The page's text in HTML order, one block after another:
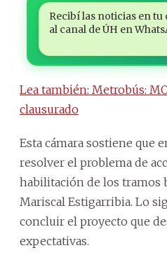
Recibí las noticias en tu
al canal de ÚH en
Lea también: Metrobús:
clausurado
Esta cámara sostiene que
resolver el problema de
habilitación de los tramos
Mariscal Estigarribia. Lo
concluir el proyecto que
expectativas.